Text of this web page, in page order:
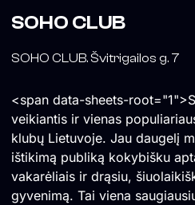
SOHO CLUB
SOHO CLUB. Švitrigailos g. 7
<span data-sheets-
veikiantis ir vienas
klubų Lietuvoje. Jau daugelį
ištikimą publiką kokybišku
vakarėliais ir drąsiu,
gyvenimą. Tai viena